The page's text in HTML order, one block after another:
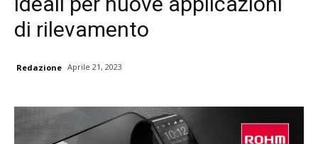
di rilevamento
Redazione Aprile 21, 2023